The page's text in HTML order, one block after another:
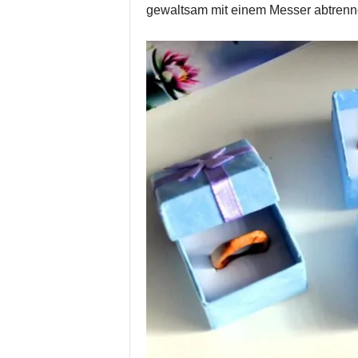
gewaltsam mit einem Messer